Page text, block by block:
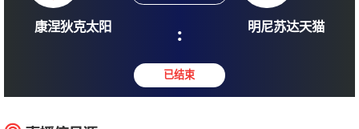
康涅狄克太阳 :